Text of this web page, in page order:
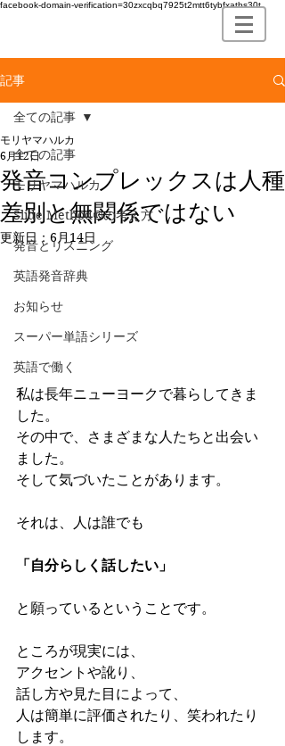
facebook-domain-verification=30zxcqbq7925t2mtt6tybfxatbs30t
記事
全ての記事
モリヤマハルカ
Slide Method®の考え方
発音とリスニング
英語発音辞典
お知らせ
スーパー単語シリーズ
英語で働く
全ての記事
発音コンプレックスは人種
差別と無関係ではない
モリヤマハルカ
6月12日
更新日： 6月14日
私は長年ニューヨークで暮らしてきま
した。
その中で、さまざまな人たちと出会い
ました。
そして気づいたことがあります。
それは、人は誰でも
「自分らしく話したい」
と願っているということです。
ところが現実には、
アクセントや訛り、
話し方や見た目によって、
人は簡単に評価されたり、笑われたり
します。